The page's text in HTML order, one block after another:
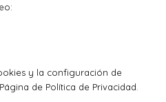
y la configuración de
de Política de Privacidad.